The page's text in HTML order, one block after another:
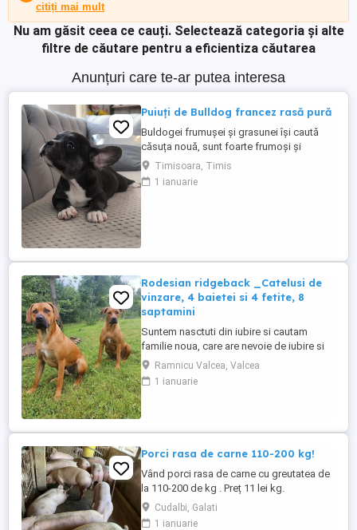
citiți mai mult
Nu am găsit ceea ce cauți. Selectează categoria și alte
filtre de căutare pentru a eficientiza căutarea
Anunțuri care te-ar putea interesa
Puiuți de Bulldog francez rasă pură
Buldogei frumușei și grasunei își caută
căsuța nouă, sunt foarte frumoși și
jucăuși .
Timisoara, Timis
1 ianuarie
Rodesian ridgeback _Catelusi de
vinzare, 4 baietei si 4 fetite, 8
saptamini
Suntem nasctuti din iubire si cautam
familie noua, care are nevoie de iubire si
loialitatea noasta. Am crecut alaturi de
mama sie tatal nostru. Suntem
deparazitati, daca doriti si vaccinul,
acum
Ramnicu Valcea, Valcea
1 ianuarie
Porci rasa de carne 110-200 kg!
Vând porci rasa de carne cu greutatea de
la 110-200 de kg . Preț 11 lei kg.
Cudalbi, Galati
1 ianuarie